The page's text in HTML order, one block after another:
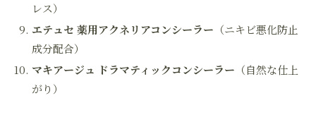
レス）
エテュセ 薬用アクネリアコンシーラー （ニキビ悪化防止
成分配合）
マキアージュ ドラマティックコンシーラー （自然な仕上
がり）